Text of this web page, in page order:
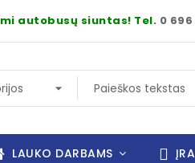
autobusų siuntas! Tel. 0
LAUKO DARBAMS